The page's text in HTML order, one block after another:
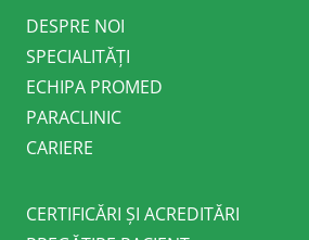
DESPRE NOI
SPECIALITĂȚI
ECHIPA PROMED
PARACLINIC
CARIERE
CERTIFICĂRI ȘI ACREDITĂRI